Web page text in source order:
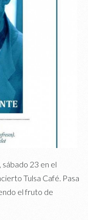
23 en el
Tulsa Café. Pasa
el fruto de